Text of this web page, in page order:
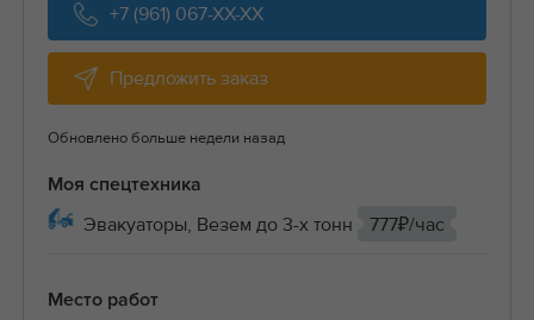
+7 (961) 067-XX-XX
Предложить заказ
Обновлено больше недели назад
Моя спецтехника
Эвакуаторы, Везем до 3-х тонн 777₽/час
Место работ